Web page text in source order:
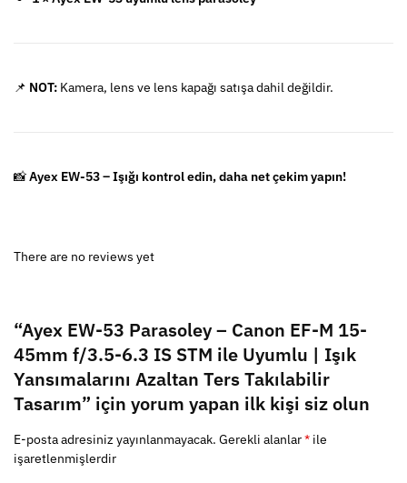
📌 NOT: Kamera, lens ve lens kapağı satışa dahil değildir.
📸Ayex EW-53 – Işığı kontrol edin, daha net çekim yapın!
There are no reviews yet
“Ayex EW-53 Parasoley – Canon EF-M 15-
45mm f/3.5-6.3 IS STM ile Uyumlu | Işık
Yansımalarını Azaltan Ters Takılabilir
Tasarım” için yorum yapan ilk kişi siz olun
E-posta adresiniz yayınlanmayacak. Gerekli alanlar* ile
işaretlenmişlerdir